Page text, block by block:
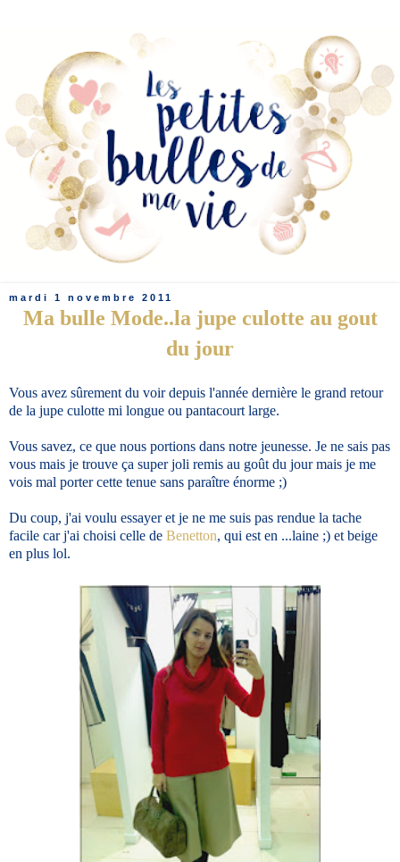
mardi 1 novembre 2011
Ma bulle Mode..la jupe culotte au gout
du jour
Vous avez sûrement du voir depuis l'année dernière le grand retour
de la jupe culotte mi longue ou pantacourt large.
Vous savez, ce que nous portions dans notre jeunesse. Je ne sais pas
vous mais je trouve ça super joli remis au goût du jour mais je me
vois mal porter cette tenue sans paraître énorme ;)
Du coup, j'ai voulu essayer et je ne me suis pas rendue la tache
facile car j'ai choisi celle de Benetton, qui est en ...laine ;) et beige
en plus lol.